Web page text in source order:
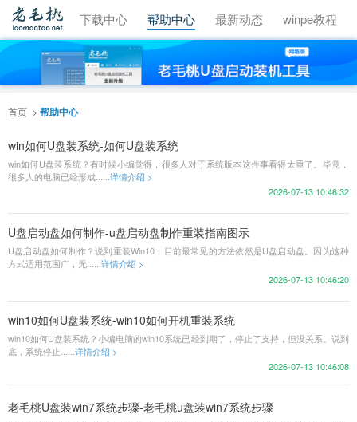
视频教程 下载中心 帮助中心 最新动态 winpe教程
首页 帮助中心
win如何U盘装系统-如何U盘装系统
win如何U盘装系统？有时候小编觉得，很多人对于系统版本这件事看得太重了。毕竟，
很多人的电脑已经形成...... 详情介绍 >
2026-07-13 10:46:32
U盘启动盘如何制作-u盘启动盘制作重装指南图示
U盘启动盘如何制作？说到重装Win10，目前最常见的方法依然是U盘启动盘。因为这种
方式适用范围广，无......详情介绍 >
2026-07-13 10:46:20
win10如何U盘装系统-win10如何开机重装系统
win10如何U盘装系统？小编电脑的win10系统已经到期了，停止了支持，但没关系。说到
底，系统停止...... 详情介绍 >
2026-07-13 10:46:08
老毛桃U盘装win7系统步骤-老毛桃u盘装win7系统步骤